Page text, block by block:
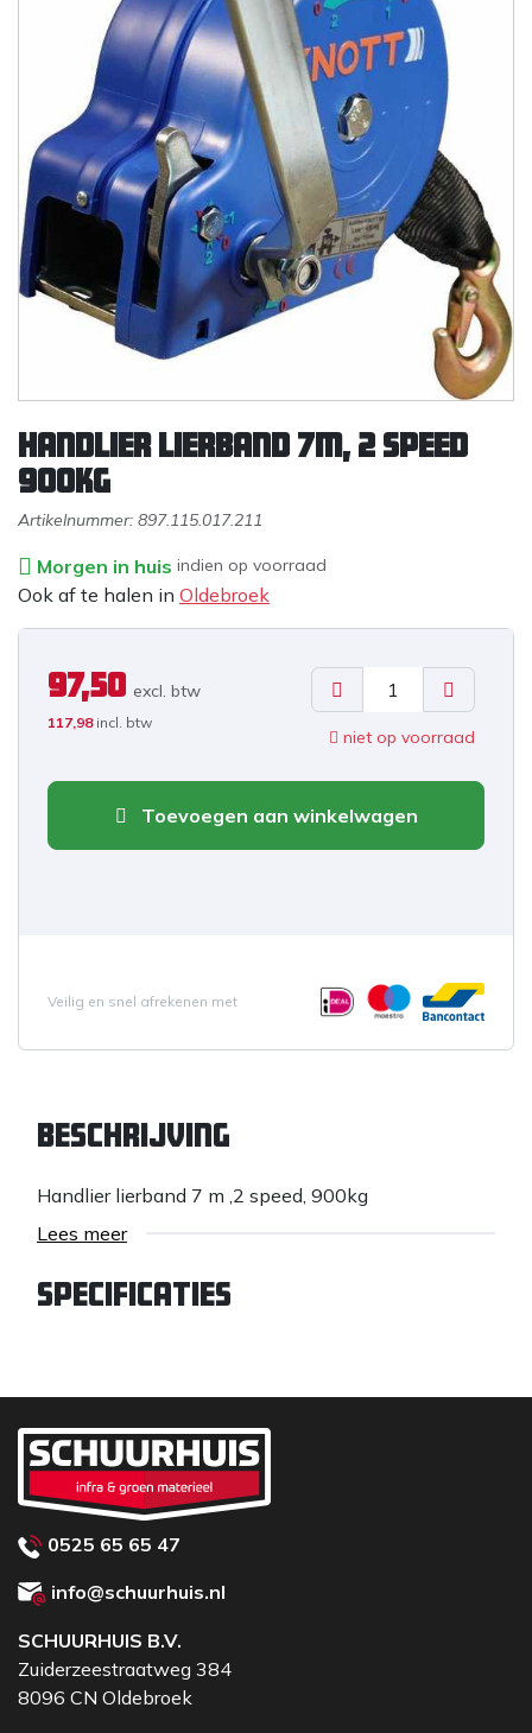
Handlier lierband 7m, 2 speed
900kg
Artikelnummer: 897.115.017.211
Morgen in huis indien op voorraad
Ook af te halen in Oldebroek
97,50 excl. btw
117,98 incl. btw
niet op voorraad
Toevoegen aan winkelwagen
Veilig en snel afrekenen met
Beschrijving
Handlier lierband 7 m ,2 speed, 900kg
Lees meer
Specificaties
0525 65 65 47
info@schuurhuis.nl
SCHUURHUIS B.V.
Zuiderzeestraatweg 384
8096 CN Oldebroek